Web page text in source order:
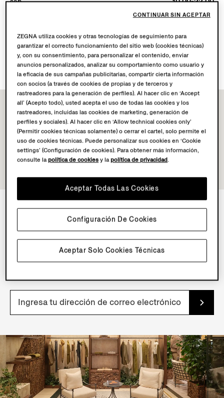
10.00-00.00
SERVICIOS DISPONIBLES
Envío a boutique no disponible.
BOLETÍN DE INFORMACIÓN
Suscríbete a nuestro boletín de noticias para obtener
contenido, ofertas y servicios exclusivos y acceso
ZEGNA utiliza cookies y otras tecnologías de seguimiento para
garantizar el correcto funcionamiento del sitio web (cookies técnicas)
y, con su consentimiento, para personalizar el contenido, enviar
anuncios personalizados, analizar su comportamiento como usuario y
la eficacia de sus campañas publicitarias, compartir cierta información
con socios (a través de cookies de propias y de terceros y
rastreadores para la generación de perfiles). Al hacer clic en ‘Accept
all’ (Acepto todo), usted acepta el uso de todas las cookies y los
rastreadores, incluidas las cookies de marketing, generación de
perfiles y sociales). Al hacer clic en ‘Allow technical cookies only’
(Permitir cookies técnicas solamente) o cerrar el cartel, solo permite el
uso de cookies técnicas. Puede personalizar sus cookies en ‘Cookie
settings’ (Configuración de cookies). Para obtener más información,
consulte lapolítica de cookies y lapolítica de privacidad.
Aceptar Solo Cookies Técnicas
Aceptar Todas Las Cookies
Configuración De Cookies
CONTINUAR SIN ACEPTAR